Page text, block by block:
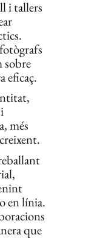
i tallers
sobre
eficaç.
més
en línia.
que